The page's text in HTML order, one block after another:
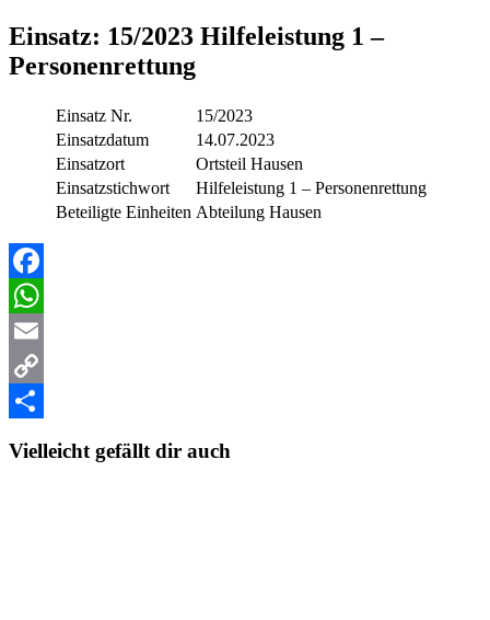
Einsatz: 15/2023 Hilfeleistung 1 –
Personenrettung
Einsatz Nr.
15/2023
Einsatzdatum
14.07.2023
Einsatzort
Ortsteil Hausen
Einsatzstichwort
Hilfeleistung 1 – Personenrettung
Beteiligte Einheiten Abteilung Hausen
Facebook
WhatsApp
Email
Copy
Vielleicht gefällt dir auch